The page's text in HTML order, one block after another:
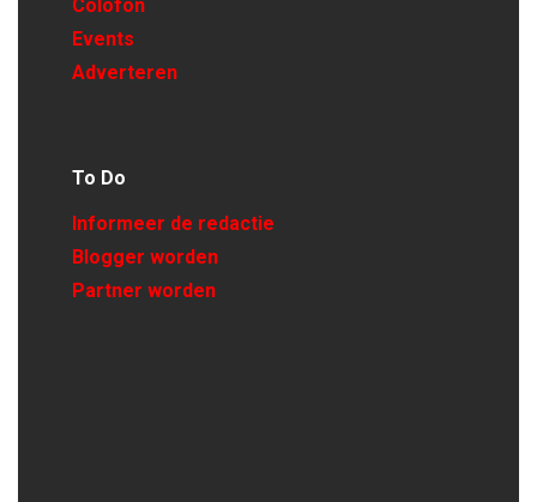
Colofon
Events
Adverteren
To Do
Informeer de redactie
Blogger worden
Partner worden